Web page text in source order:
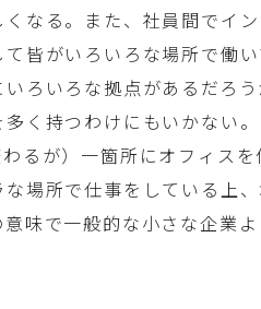
なる。また、社員間でイ
皆がいろいろな場所で働
ろいろな拠点があるだろ
く持つわけにもいかない
るが）一箇所にオフィス
場所で仕事をしている上
味で一般的な小さな企業